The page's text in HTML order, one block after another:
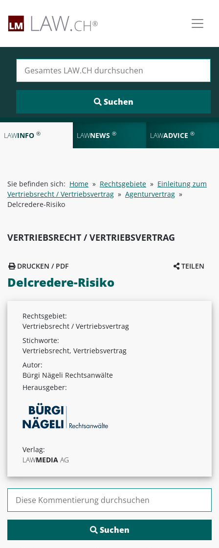
LAWINFO ® LAWNEWS ® LAWADVICE ®
Sie befinden sich: Home » Rechtsgebiete » Einleitung zum
Vertriebsrecht / Vertriebsvertrag » Agenturvertrag »
Delcredere-Risiko
VERTRIEBSRECHT / VERTRIEBSVERTRAG
TEILEN
DRUCKEN / PDF
Delcredere-Risiko
Rechtsgebiet:
Vertriebsrecht / Vertriebsvertrag
Stichworte:
Vertriebsrecht, Vertriebsvertrag
Autor:
Bürgi Nägeli Rechtsanwälte
Herausgeber:
Verlag:
LAWMEDIA AG
Suchen nach: